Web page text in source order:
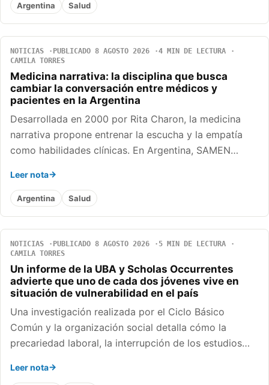
Argentina Salud
NOTICIAS PUBLICADO 8 AGOSTO 2026
4 MIN DE LECTURA
CAMILA TORRES
Medicina narrativa: la disciplina que busca
cambiar la conversación entre médicos y
pacientes en la Argentina
Desarrollada en 2000 por Rita Charon, la medicina
narrativa propone entrenar la escucha y la empatía
como habilidades clínicas. En Argentina, SAMEN…
Leer nota
Argentina Salud
NOTICIAS PUBLICADO 8 AGOSTO 2026
5 MIN DE LECTURA
CAMILA TORRES
Un informe de la UBA y Scholas Occurrentes
advierte que uno de cada dos jóvenes vive en
situación de vulnerabilidad en el país
Una investigación realizada por el Ciclo Básico
Común y la organización social detalla cómo la
precariedad laboral, la interrupción de los estudios…
Leer nota